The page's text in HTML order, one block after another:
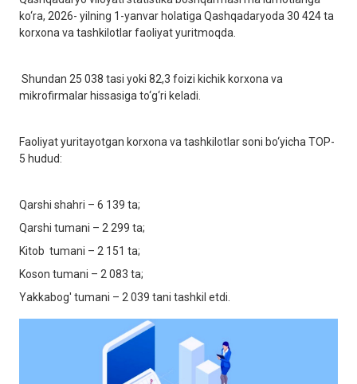
ko‘ra, 2026- yilning 1-yanvar holatiga Qashqadaryoda 30 424 ta
korxona va tashkilotlar faoliyat yuritmoqda.
Shundan 25 038 tasi yoki 82,3 foizi kichik korxona va
mikrofirmalar hissasiga to‘g‘ri keladi.
Faoliyat yuritayotgan korxona va tashkilotlar soni bo‘yicha TOP-
5 hudud:
Qarshi shahri – 6 139 ta;
Qarshi tumani – 2 299 ta;
Kitob tumani – 2 151 ta;
Koson tumani – 2 083 ta;
Yakkabog' tumani – 2 039 tani tashkil etdi.